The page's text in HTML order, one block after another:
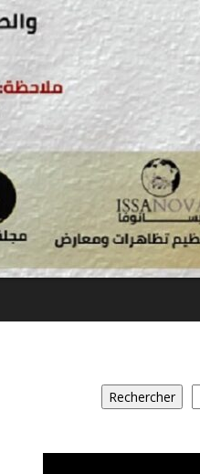
Rechercher